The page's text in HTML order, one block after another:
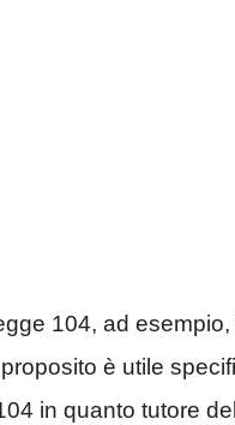
104, ad
proposito è utile
in quanto tutore